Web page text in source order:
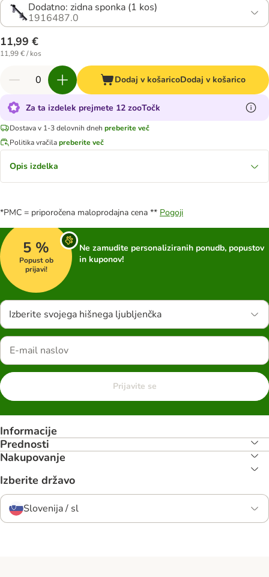
Dodatno: zidna sponka (1 kos)
1916487.0
11,99 €
11,99 € / kos
Dodaj v košaricoDodaj v košarico
Za ta izdelek prejmete 12 zooTočk
Dostava v 1-3 delovnih dneh preberite več
Politika vračilapreberite več
Opis izdelka
*PMC = priporočena maloprodajna cena ** Pogoji
5 %
Popust ob
prijavi!
Ne zamudite personaliziranih ponudb, popustov
in kuponov!
Izberite svojega hišnega ljubljenčka
Prijavite se
Informacije
Prednosti
Nakupovanje
Izberite državo
Slovenija / sl